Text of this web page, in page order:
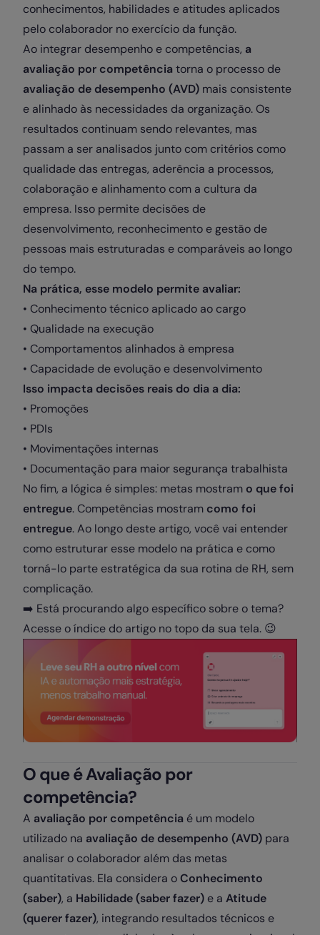
conhecimentos, habilidades e atitudes aplicados
pelo colaborador no exercício da função.
Ao integrar desempenho e competências, a
avaliação por competência torna o processo de
avaliação de desempenho (AVD) mais consistente
e alinhado às necessidades da organização. Os
resultados continuam sendo relevantes, mas
passam a ser analisados junto com critérios como
qualidade das entregas, aderência a processos,
colaboração e alinhamento com a cultura da
empresa. Isso permite decisões de
desenvolvimento, reconhecimento e gestão de
pessoas mais estruturadas e comparáveis ao longo
do tempo.
Na prática, esse modelo permite avaliar:
• Conhecimento técnico aplicado ao cargo
• Qualidade na execução
• Comportamentos alinhados à empresa
• Capacidade de evolução e desenvolvimento
Isso impacta decisões reais do dia a dia:
• Promoções
• PDIs
• Movimentações internas
• Documentação para maior segurança trabalhista
No fim, a lógica é simples: metas mostram o que foi
entregue. Competências mostram como foi
entregue. Ao longo deste artigo, você vai entender
como estruturar esse modelo na prática e como
torná-lo parte estratégica da sua rotina de RH, sem
complicação.
➡️ Está procurando algo específico sobre o tema?
Acesse o índice do artigo no topo da sua tela. 😉
O que é Avaliação por
competência?
A avaliação por competência é um modelo
utilizado na avaliação de desempenho (AVD) para
analisar o colaborador além das metas
quantitativas. Ela considera oConhecimento
(saber), a Habilidade (saber fazer) e a Atitude
(querer fazer), integrando resultados técnicos e